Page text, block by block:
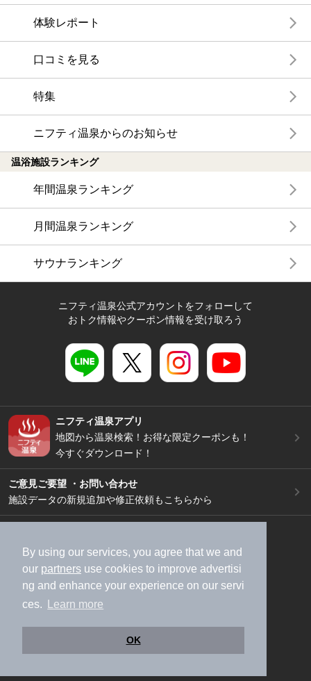
By using our services, you agree that we and
our partners use cookies to improve advertisi
ng and enhance your experience on our servi
ces.
Learn more
OK
体験レポート
口コミを見る
特集
ニフティ温泉からのお知らせ
温浴施設ランキング
年間温泉ランキング
月間温泉ランキング
サウナランキング
ニフティ温泉公式アカウントをフォローして
おトク情報やクーポン情報を受け取ろう
ニフティ温泉アプリ
地図から温泉検索！お得な限定クーポンも！
今すぐダウンロード！
ご意見ご要望 ・お問い合わせ
施設データの新規追加や修正依頼もこちらから
加盟店募集（資料請求）
広告出稿のご案内
利用規約
ライフスタイルMEMBERS+規約
特定商取引法に基づく表記
ヘルプ
採用情報
運営会社